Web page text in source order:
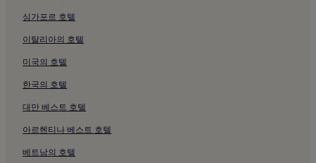
싱가포르 호텔
이탈리아의 호텔
미국의 호텔
한국의 호텔
대만 베스트 호텔
아르헨티나 베스트 호텔
베트남의 호텔